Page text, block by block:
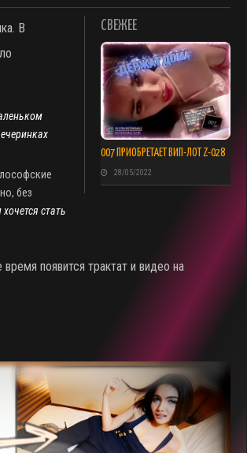
СВЕЖЕЕ
007 ПРИОБРЕТАЕТ ВИП-ЛОТ Z-028
28/05/2022
В
без
стать
появится трактат и видео на